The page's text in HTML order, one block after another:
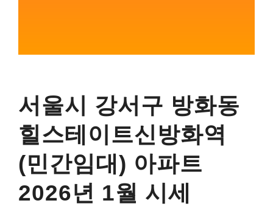
서울시 강서구 방화동
힐스테이트신방화역
(민간임대) 아파트
2026년 1월 시세